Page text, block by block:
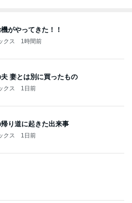
がやってきた！！
クス 1時間前
妻とは別に買ったもの
クス 1日前
り道に起きた出来事
クス 1日前